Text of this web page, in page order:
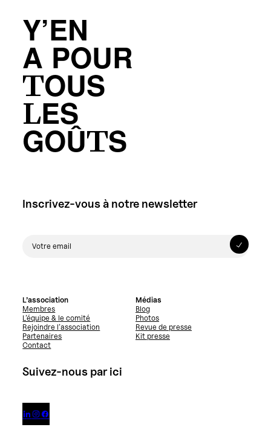
Y’EN
A POUR
TOUS
LES
GOÛTS
Inscrivez-vous à notre newsletter
L’association
Membres
L’équipe & le comité
Rejoindre l’association
Partenaires
Contact
Médias
Blog
Photos
Revue de presse
Kit presse
Suivez-nous par ici
  